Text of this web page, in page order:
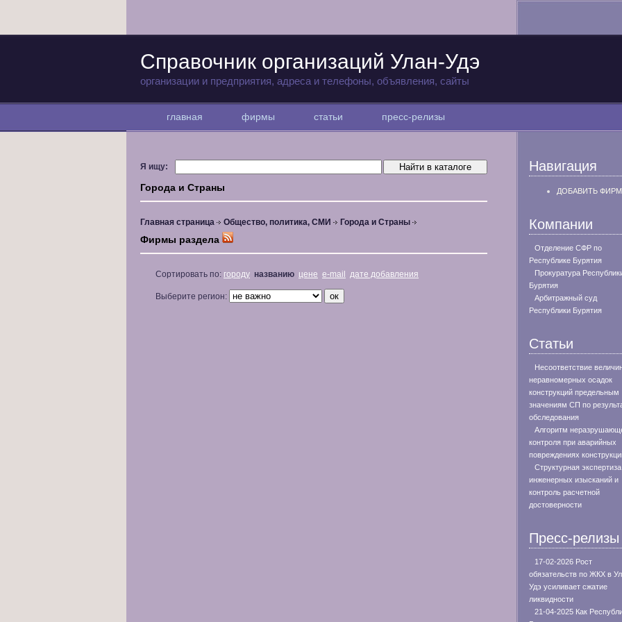
Справочник организаций Улан-Удэ
организации и предприятия, адреса и телефоны, объявления, сайты
главная фирмы статьи пресс-релизы
Я ищу:
Города и Страны
Главная страница Общество, политика, СМИ Города и Страны
Фирмы раздела
Сортировать по: городу названию цене e-mail дате добавления
Выберите регион:
Навигация
ДОБАВИТЬ
Компании
Отделение СФР по
Республике Бурятия
Прокуратура
Бурятия
Арбитражный суд
Республики Бурятия
Статьи
Несоответствие
неравномерных осадок
конструкций предельным
значениям СП по
обследования
Алгоритм
контроля при аварийных
повреждениях
Структурная экспертиза
инженерных изысканий и
контроль расчетной
достоверности
Пресс-релизы
17-02-2026 Рост
обязательств по ЖКХ в
Удэ усиливает сжатие
ликвидности
21-04-2025 Как